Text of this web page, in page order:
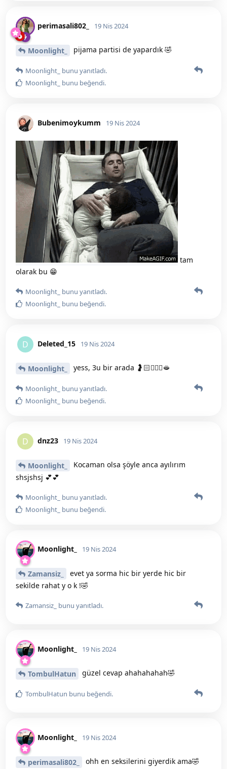
perimasali802_ 19 Nis 2024
Moonlight_ pijama partisi de yapardık 🤣
Moonlight_ bunu yanıtladı.
Moonlight_ bunu beğendi.
Bubenimoykumm 19 Nis 2024
tam
olarak bu 😁
Moonlight_ bunu yanıtladı.
Moonlight_ bunu beğendi.
D Deleted_15 19 Nis 2024
Moonlight_ yess, 3u bir arada 🤰🏻🤸🏻‍♀️🫦
Moonlight_ bunu yanıtladı.
Moonlight_ bunu beğendi.
D dnz23 19 Nis 2024
Moonlight_
Kocaman olsa şöyle anca ayılırım
shsjshsj 💕💕
Moonlight_ bunu yanıtladı.
Moonlight_ bunu beğendi.
Moonlight_ 19 Nis 2024
Zamansiz_
evet ya sorma hic bir yerde hic bir
sekilde rahat y o k !🤣
Zamansiz_ bunu yanıtladı.
Moonlight_ 19 Nis 2024
TombulHatun güzel cevap ahahahahah🤣
TombulHatun bunu beğendi.
Moonlight_ 19 Nis 2024
perimasali802_ ohh en seksilerini giyerdik ama🤣